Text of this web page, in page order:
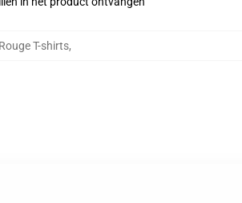
T-shirts,